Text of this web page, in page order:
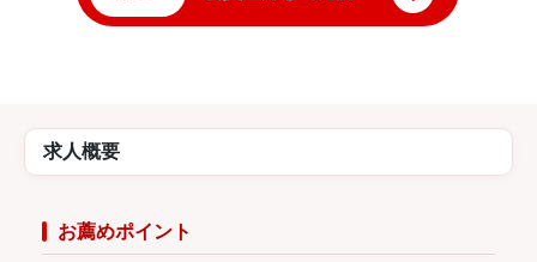
求人概要
お薦めポイント